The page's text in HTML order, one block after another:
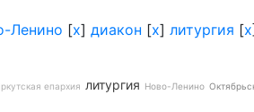
Ленино [x] диакон [x] литургия [x]
епархия литургия Ново-Ленино